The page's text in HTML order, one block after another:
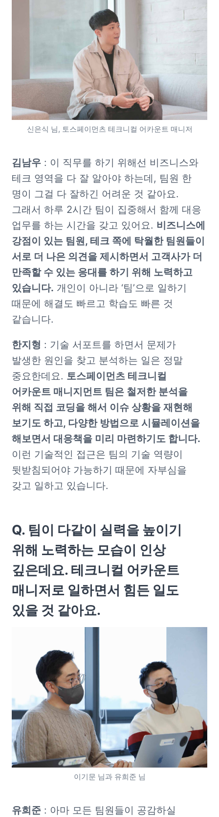
신은식 님, 토스페이먼츠 테크니컬 어카운트 매니저
김남우 : 이 직무를 하기 위해선 비즈니스와
테크 영역을 다 잘 알아야 하는데, 팀원 한
명이 그걸 다 잘하긴 어려운 것 같아요.
그래서 하루 2시간 팀이 집중해서 함께 대응
업무를 하는 시간을 갖고 있어요. 비즈니스에
강점이 있는 팀원, 테크 쪽에 탁월한 팀원들이
서로 더 나은 의견을 제시하면서 고객사가 더
만족할 수 있는 응대를 하기 위해 노력하고
있습니다. 개인이 아니라 ‘팀’으로 일하기
때문에 해결도 빠르고 학습도 빠른 것
같습니다.
한지형 : 기술 서포트를 하면서 문제가
발생한 원인을 찾고 분석하는 일은 정말
중요한데요. 토스페이먼츠 테크니컬
어카운트 매니지먼트 팀은 철저한 분석을
위해 직접 코딩을 해서 이슈 상황을 재현해
보기도 하고, 다양한 방법으로 시뮬레이션을
해보면서 대응책을 미리 마련하기도 합니다.
이런 기술적인 접근은 팀의 기술 역량이
뒷받침되어야 가능하기 때문에 자부심을
갖고 일하고 있습니다.
Q. 팀이 다같이 실력을 높이기
위해 노력하는 모습이 인상
깊은데요. 테크니컬 어카운트
매니저로 일하면서 힘든 일도
있을 것 같아요.
이기문 님과 유희준 님
유희준 : 아마 모든 팀원들이 공감하실